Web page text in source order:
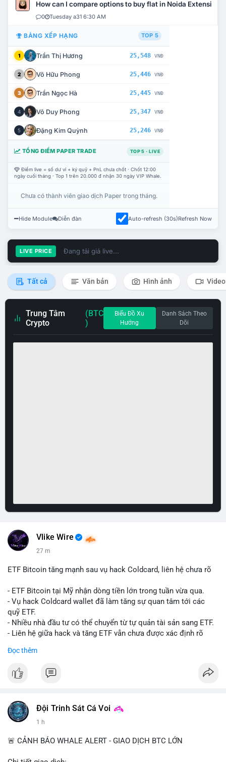
How can I compare options to buy flat in Noida Extension?
0 Tuesday a31 6:30 AM
BẢNG XẾP HẠNG TOP 5
1 Trần Thị Hương 25,548 VNĐ
2 Võ Hữu Phong 25,446 VNĐ
3 Trần Ngọc Hà 25,445 VNĐ
4 Võ Duy Phong 25,347 VNĐ
5 Đặng Kim Quỳnh 25,246 VNĐ
TỔNG ĐIỂM PAPER TRADE TOP 5 · LIVE
Điểm live = số dư ví + ký quỹ + PnL chưa chốt · Chốt 12:00
ngày cuối tháng · Top 1 trên 20.000 đ nhận 30 ngày VIP Whale.
Chưa có thành viên giao dịch Paper trong tháng.
Hide Module Diễn đàn Auto-refresh (30s)Refresh Now
LIVE PRICE Đang tải giá live...
Tất cả Văn bản Hình ảnh Video
Trung Tâm
Crypto
(BTC
)
Biểu Đồ Xu
Hướng
Danh Sách Theo
Dõi
Vlike Wire
27 m
ETF Bitcoin tăng mạnh sau vụ hack Coldcard, liên hệ chưa rõ
- ETF Bitcoin tại Mỹ nhận dòng tiền lớn trong tuần vừa qua.
- Vụ hack Coldcard wallet đã làm tăng sự quan tâm tới các
quỹ ETF.
- Nhiều nhà đầu tư có thể chuyển từ tự quản tài sản sang ETF.
- Liên hệ giữa hack và tăng ETF vẫn chưa được xác định rõ
#vlikevn #titanbot
Đọc thêm
Đội Trinh Sát Cá Voi
1 h
🚨 CẢNH BÁO WHALE ALERT - GIAO DỊCH BTC LỚN